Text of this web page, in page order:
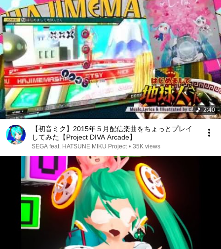
2:40
【初音ミク】2015年５月配信楽曲をちょっとプレイ
してみた【Project DIVA Arcade】
SEGA feat. HATSUNE MIKU Project • 35K views